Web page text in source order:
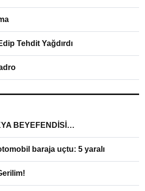
Tehdit Yağdırdı
BEYEFENDİSİ…
baraja uçtu: 5 yaralı